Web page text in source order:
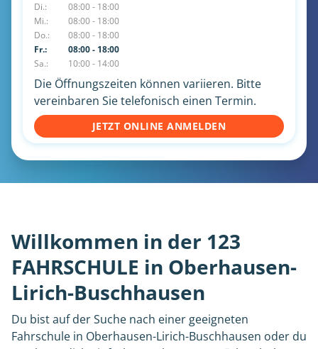
Di.:
08:00 - 18:00
Mi.:
08:00 - 18:00
Do.:
08:00 - 18:00
Fr.:
08:00 - 18:00
Sa.:
10:00 - 14:00
Die Öffnungszeiten können variieren. Bitte
vereinbaren Sie telefonisch einen Termin.
JETZT ONLINE ANMELDEN
Willkommen in der 123
FAHRSCHULE in Oberhausen-
Lirich-Buschhausen
Du bist auf der Suche nach einer geeigneten
Fahrschule in Oberhausen-Lirich-Buschhausen oder du